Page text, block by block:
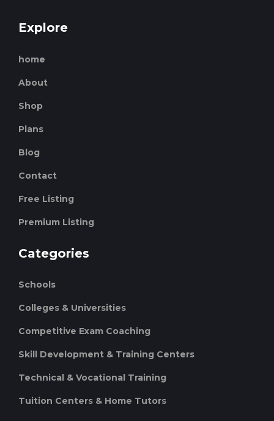
Explore
home
About
Shop
Plans
Blog
Contact
Free Listing
Premium Listing
Categories
Schools
Colleges & Universities
Competitive Exam Coaching
Skill Development & Training Centers
Technical & Vocational Training
Tuition Centers & Home Tutors